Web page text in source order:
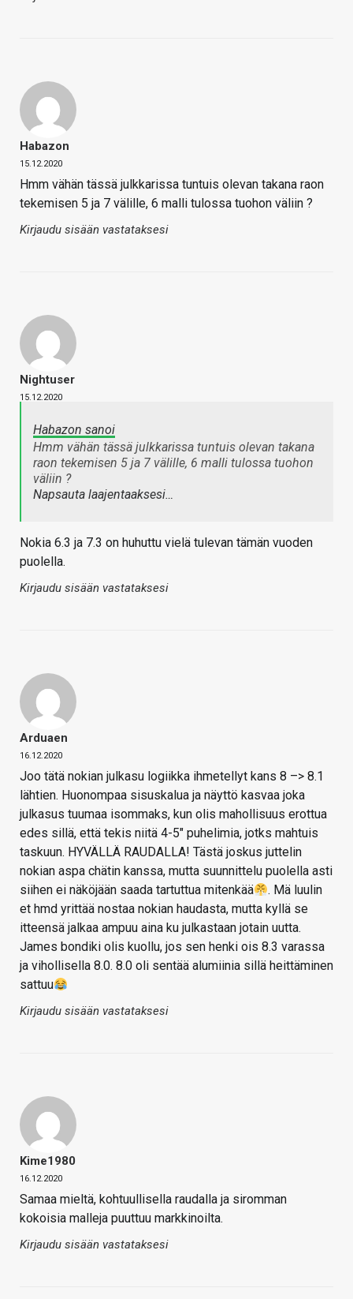
Habazon
15.12.2020
Hmm vähän tässä julkkarissa tuntuis olevan takana raon
tekemisen 5 ja 7 välille, 6 malli tulossa tuohon väliin ?
Kirjaudu sisään vastataksesi
Nightuser
15.12.2020
Habazon sanoi
Hmm vähän tässä julkkarissa tuntuis olevan takana
raon tekemisen 5 ja 7 välille, 6 malli tulossa tuohon
väliin ?
Napsauta laajentaaksesi…
Nokia 6.3 ja 7.3 on huhuttu vielä tulevan tämän vuoden
puolella.
Kirjaudu sisään vastataksesi
Arduaen
16.12.2020
Joo tätä nokian julkasu logiikka ihmetellyt kans 8 –> 8.1
lähtien. Huonompaa sisuskalua ja näyttö kasvaa joka
julkasus tuumaa isommaks, kun olis mahollisuus erottua
edes sillä, että tekis niitä 4-5″ puhelimia, jotks mahtuis
taskuun. HYVÄLLÄ RAUDALLA! Tästä joskus juttelin
nokian aspa chätin kanssa, mutta suunnittelu puolella asti
siihen ei näköjään saada tartuttua mitenkää
. Mä luulin
et hmd yrittää nostaa nokian haudasta, mutta kyllä se
itteensä jalkaa ampuu aina ku julkastaan jotain uutta.
James bondiki olis kuollu, jos sen henki ois 8.3 varassa
ja vihollisella 8.0. 8.0 oli sentää alumiinia sillä heittäminen
sattuu
Kirjaudu sisään vastataksesi
Kime1980
16.12.2020
Samaa mieltä, kohtuullisella raudalla ja siromman
kokoisia malleja puuttuu markkinoilta.
Kirjaudu sisään vastataksesi